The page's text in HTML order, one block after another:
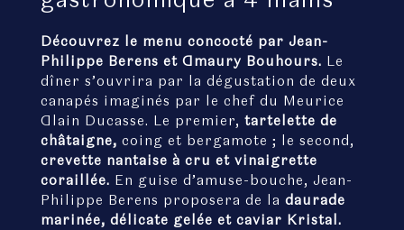
Découvrez le menu concocté par Jean-
Philippe Berens et Amaury Bouhours. Le
dîner s’ouvrira par la dégustation de deux
canapés imaginés par le chef du Meurice
Alain Ducasse. Le premier, tartelette de
châtaigne, coing et bergamote ; le second,
crevette nantaise à cru et vinaigrette
coraillée. En guise d’amuse-bouche, Jean-
Philippe Berens proposera de la daurade
marinée, délicate gelée et caviar Kristal.